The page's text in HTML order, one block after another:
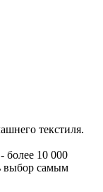
текстиля.
более 10 000
выбор самым